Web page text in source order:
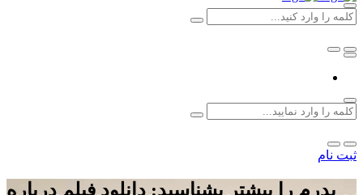
ثبت نام
پدرم را بیشتر بشناسید: دانلود فیلم درباره